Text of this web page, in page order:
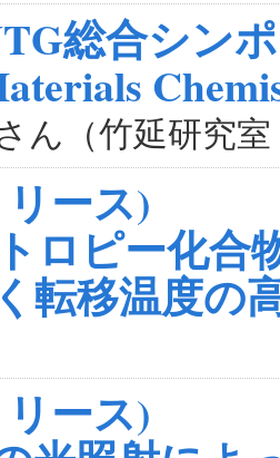
総合シン
（竹延研究室
ース)
ロピー化合
転移温度の
ース)